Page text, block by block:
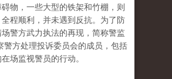
物，一些大型的铁架和竹棚，则
程顺利，并未遇到反抗。为了防
场警方武力执法的再现，简称警监
警方处理投诉委员会的成员，包括
场监视警员的行动。